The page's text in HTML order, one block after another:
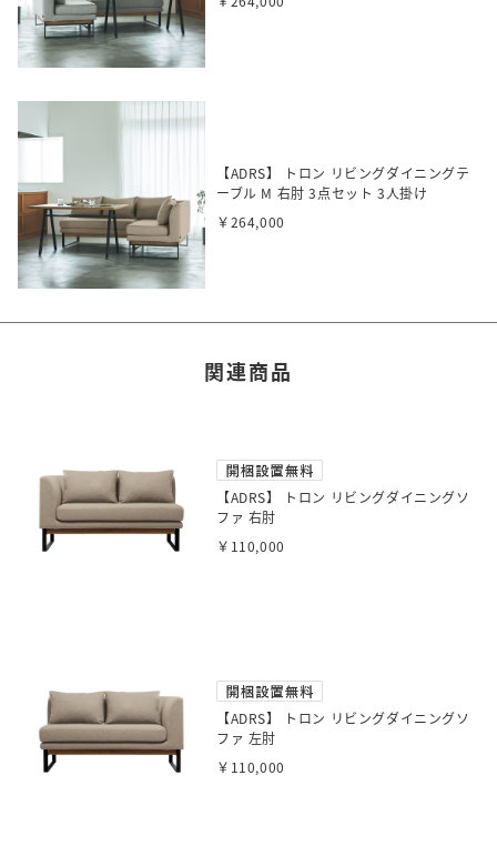
【ADRS】 トロン リビングダイニングテ
ーブル M 右肘 3点セット 3人掛け
￥264,000
関連商品
【ADRS】 トロン リビングダイニングソ
ファ 右肘
￥110,000
【ADRS】 トロン リビングダイニングソ
ファ 左肘
￥110,000